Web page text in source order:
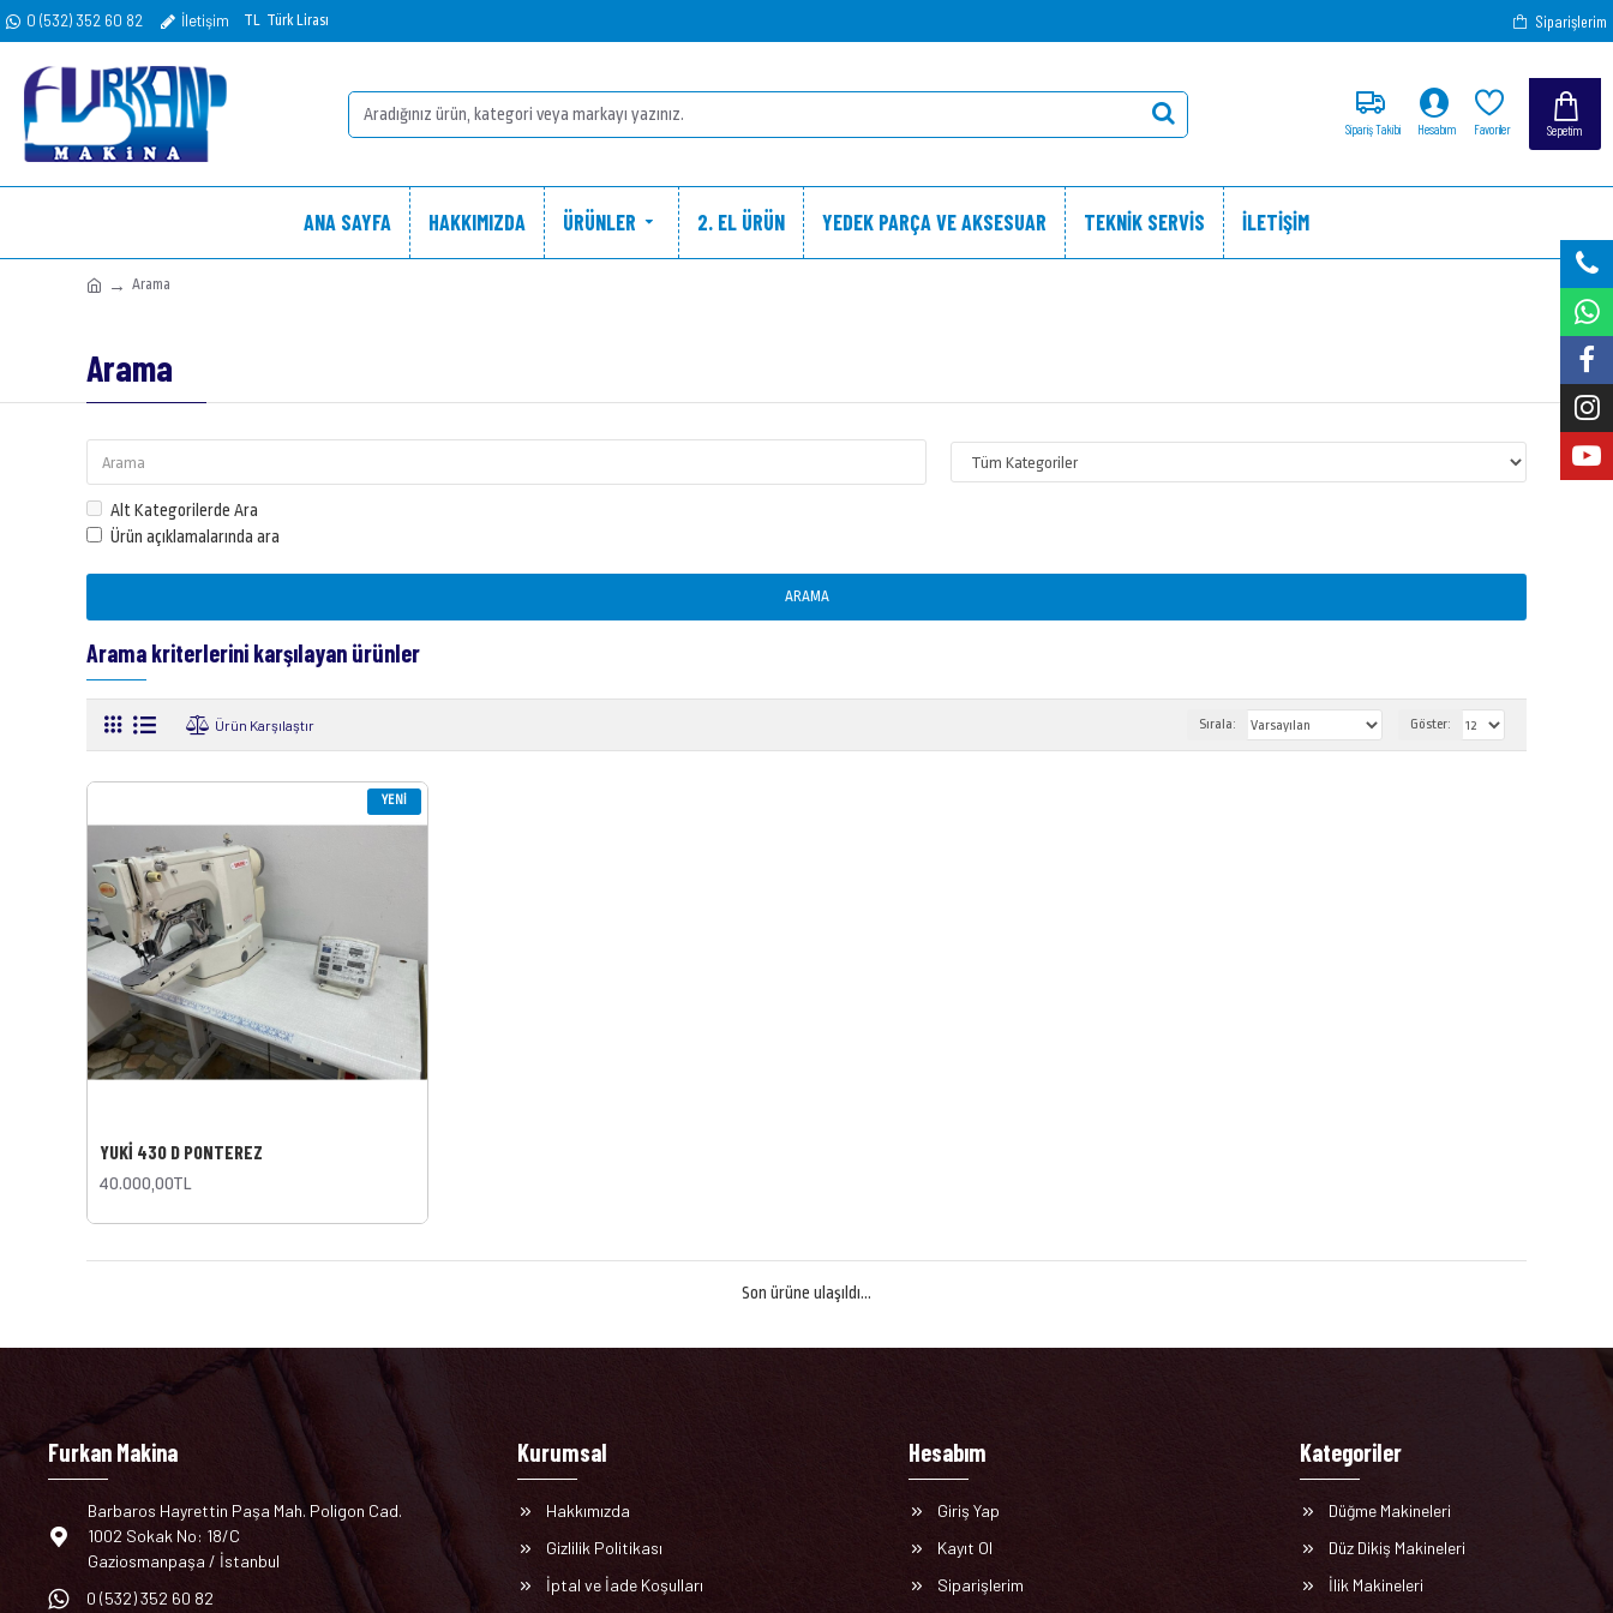
0 (532) 352 60 82 İletişim TL Türk Lirası Siparişlerim
Sipariş Takibi Hesabım Favoriler Sepetim
ANA SAYFA HAKKIMIZDA ÜRÜNLER 2. EL ÜRÜN YEDEK PARÇA VE AKSESUAR TEKNİK SERVİS İLETİŞİM
Arama
Arama
Alt Kategorilerde Ara
Ürün açıklamalarında ara
ARAMA
Arama kriterlerini karşılayan ürünler
Ürün Karşılaştır Sırala: Göster:
YENI
YUKİ 430 D PONTEREZ
40.000,00TL
Son ürüne ulaşıldı...
Furkan Makina
Barbaros Hayrettin Paşa Mah. Poligon Cad.
1002 Sokak No: 18/C
Gaziosmanpaşa / İstanbul
0 (532) 352 60 82
Kurumsal
Hakkımızda
Gizlilik Politikası
İptal ve İade Koşulları
Hesabım
Giriş Yap
Kayıt Ol
Siparişlerim
Kategoriler
Düğme Makineleri
Düz Dikiş Makineleri
İlik Makineleri